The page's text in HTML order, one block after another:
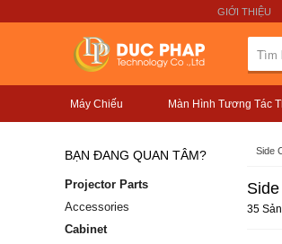
GIỚI THIỆU
Máy Chiếu Màn Hình Tương Tác
BẠN ĐANG QUAN TÂM?
Projector Parts
Accessories
Cabinet
Side
35